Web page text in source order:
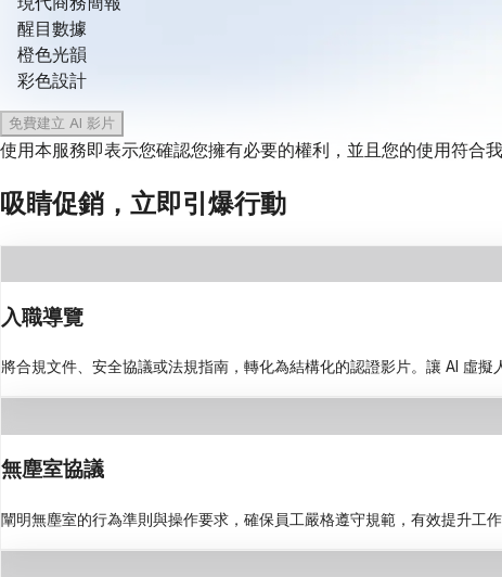
醒目數據
橙色光韻
彩色設計
免費建立 AI 影片
使用本服務即表示您確認您擁有必要的權利，並且您的使用符合
吸睛促銷，立即引爆行動
入職導覽
將合規文件、安全協議或法規指南，轉化為結構化的認證影片。讓 AI 虛
無塵室協議
闡明無塵室的行為準則與操作要求，確保員工嚴格遵守規範，有效提升工作